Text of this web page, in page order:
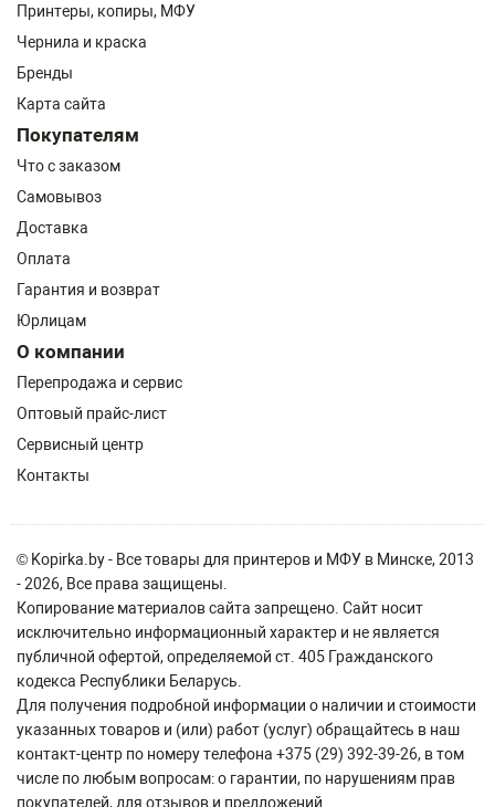
Принтеры, копиры, МФУ
Чернила и краска
Бренды
Карта сайта
Покупателям
Что с заказом
Самовывоз
Доставка
Оплата
Гарантия и возврат
Юрлицам
О компании
Перепродажа и сервис
Оптовый прайс-лист
Сервисный центр
Контакты
© Kopirka.by - Все товары для принтеров и МФУ в Минске, 2013
- 2026, Все права защищены.
Копирование материалов сайта запрещено. Сайт носит
исключительно информационный характер и не является
публичной офертой, определяемой ст. 405 Гражданского
кодекса Республики Беларусь.
Для получения подробной информации о наличии и стоимости
указанных товаров и (или) работ (услуг) обращайтесь в наш
контакт-центр по номеру телефона +375 (29) 392-39-26, в том
числе по любым вопросам: о гарантии, по нарушениям прав
покупателей, для отзывов и предложений.